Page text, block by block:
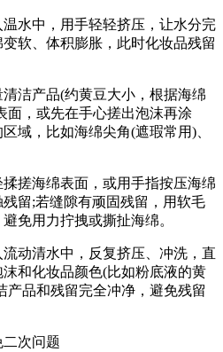
水中，用手轻轻挤压，让水分完
软、体积膨胀，此时化妆品残留
洁产品(约黄豆大小，根据海绵
面，或先在手心搓出泡沫再涂
域，比如海绵尖角(遮瑕常用)、
搓海绵表面，或用手指按压海绵
留;若缝隙有顽固残留，用软毛
免用力拧拽或撕扯海绵。
动清水中，反复挤压、冲洗，直
和化妆品颜色(比如粉底液的黄
产品和残留完全冲净，避免残留
次问题